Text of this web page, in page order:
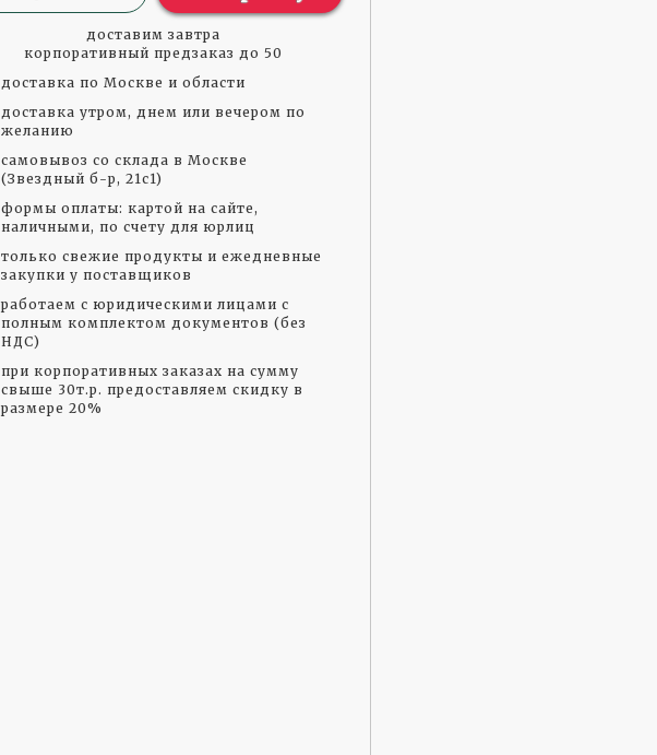
доставим завтра
корпоративный предзаказ до 50
доставка по Москве и области
доставка утром, днем или вечером по
желанию
самовывоз со склада в Москве
(Звездный б-р, 21с1)
формы оплаты: картой на сайте,
наличными, по счету для юрлиц
только свежие продукты и ежедневные
закупки у поставщиков
работаем с юридическими лицами с
полным комплектом документов (без
НДС)
при корпоративных заказах на сумму
свыше 30т.р. предоставляем скидку в
размере 20%